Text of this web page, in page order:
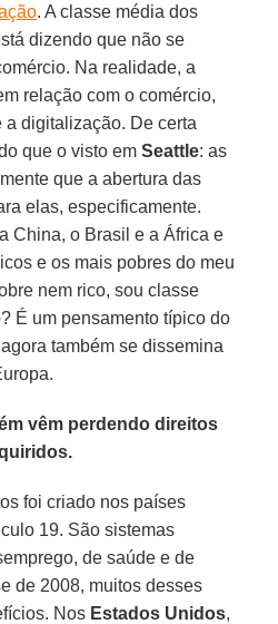
. A classe média dos
dizendo que não se
Na realidade, a
relação com o comércio,
a digitalização. De certa
que o visto emSeattle: as
que a abertura das
elas, especificamente.
China, o Brasil e a África e
e os mais pobres do meu
nem rico, sou classe
É um pensamento típico do
também se dissemina
vêm perdendo direitos
foi criado nos países
19. São sistemas
de saúde e de
de 2008, muitos desses
Nos Estados Unidos,